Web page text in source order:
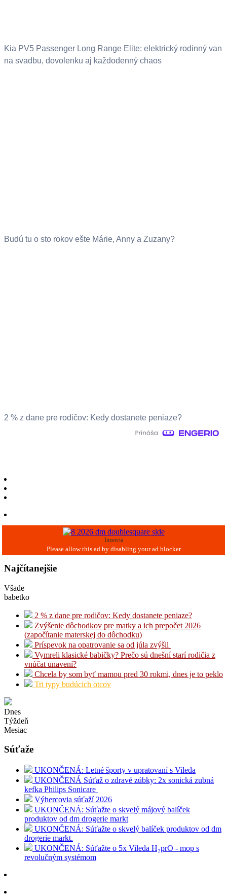
Kia PV5 Passenger Long Range Elite: elektrický rodinný van
na svadbu, dovolenku aj každodenný chaos
Budú tu o sto rokov ešte Márie, Anny a Zuzany?
2 % z dane pre rodičov: Kedy dostanete peniaze?
Inzercia
Najčítanejšie
Všade
babetko
2 % z dane pre rodičov: Kedy dostanete peniaze?
Zvýšenie dôchodkov pre matky a ich prepočet 2026
(započítanie materskej do dôchodku)
Príspevok na opatrovanie sa od júla zvýšil
Vymreli klasické babičky? Prečo sú dnešní starí rodičia z
vnúčat unavení?
Chcela by som byť mamou pred 30 rokmi, dnes je to peklo
Tri typy budúcich otcov
Dnes
Týždeň
Mesiac
Súťaže
UKONČENÁ: Letné športy v upratovaní s Vileda
UKONČENÁ Súťaž o zdravé zúbky: 2x sonická zubná
kefka Philips Sonicare
Výhercovia súťaží 2026
UKONČENÁ: Súťažte o skvelý májový balíček
produktov od dm drogerie markt
UKONČENÁ: Súťažte o skvelý balíček produktov od dm
drogerie markt.
UKONČENÁ: Súťažte o 5x Vileda H₂prO - mop s
revolučným systémom